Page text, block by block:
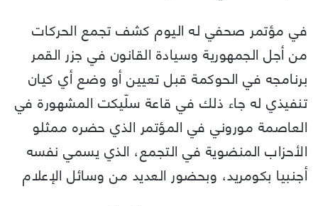
في مؤتمر صحفي له اليوم كشف تجمع الحركات
من أجل الجمهورية وسيادة القانون في جزر القمر
برنامجه في الحوكمة قبل تعيين أو وضع أي كيان
تنفيذي له جاء ذلك في قاعة سلّيكت المشهورة في
العاصمة موروني في المؤتمر الذي حضره ممثلو
الأحزاب المنضوية في التجمع، الذي يسمي نفسه
أجنبيا بكومريد، وبحضور العديد من وسائل الإعلام